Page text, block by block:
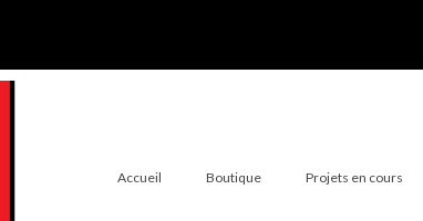
Accueil Boutique Projets en cours